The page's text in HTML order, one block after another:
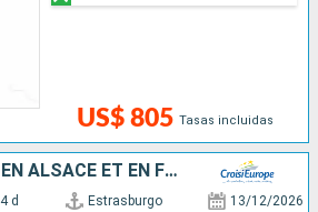
US$ 805 Tasas incluidas
MARCHÉS DE NOËL EN ALSACE ET EN FORÊT-NOIRE
4 d Estrasburgo 13/12/2026